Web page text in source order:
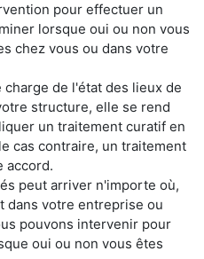
pour effectuer un
lorsque oui ou non vous
chez vous ou dans votre
de l'état des lieux de
structure, elle se rend
un traitement curatif en
cas contraire, un traitement
accord.
peut arriver n'importe où,
dans votre entreprise ou
pouvons intervenir pour
oui ou non vous êtes